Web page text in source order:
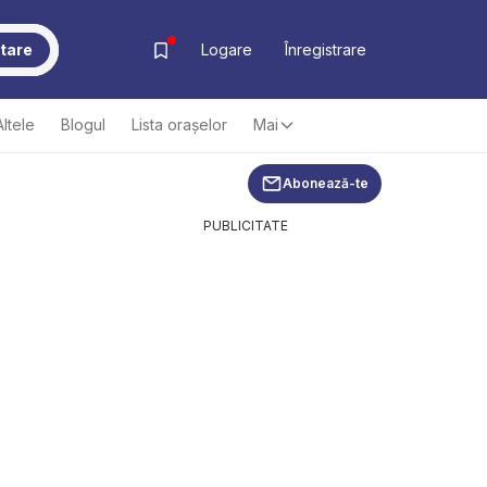
Logare Înregistrare
Blogul Lista oraşelor Mai
Abonează-te
PUBLICITATE